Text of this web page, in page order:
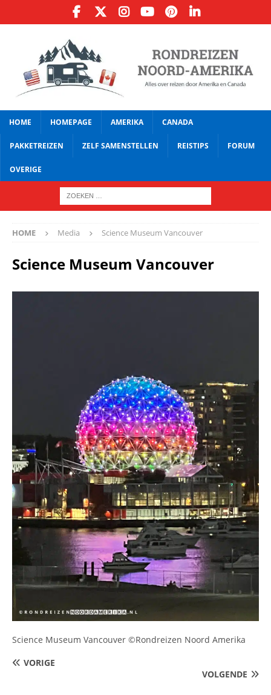
HOME HOMEPAGE AMERIKA CANADA
PAKKETREIZEN ZELF SAMENSTELLEN REISTIPS FORUM
OVERIGE
HOME Media Science Museum Vancouver
Science Museum Vancouver
Science Museum Vancouver ©Rondreizen Noord Amerika
VORIGE
VOLGENDE